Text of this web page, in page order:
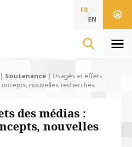
Sciences de l'Information & de
Française des Sciences
FR
EN
| Soutenance | Usages et effets
nouvelles recherches
des médias :
nouvelles